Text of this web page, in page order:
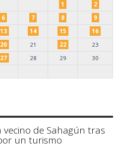
1
2
6 7 8
9
13 14 15
16
20 21 22
23
27 28 29
30
vecino de Sahagún tras
un turismo